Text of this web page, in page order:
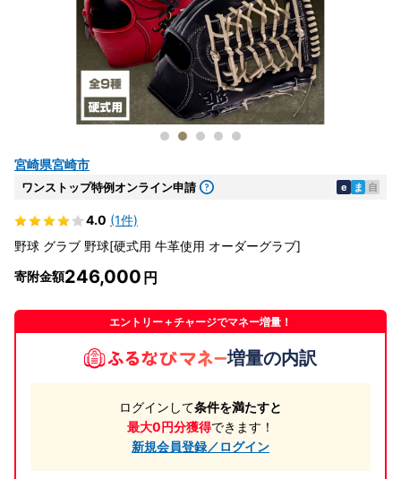
宮崎県宮崎市
ワンストップ特例オンライン申請 e ま 自
4.0 (1件)
野球 グラブ 野球[硬式用 牛革使用 オーダーグラブ]
寄附金額246,000
エントリー＋チャージでマネー増量！
増量の内訳
ログインして条件を満たすと
最大0円分獲得できます！
新規会員登録／ログイン